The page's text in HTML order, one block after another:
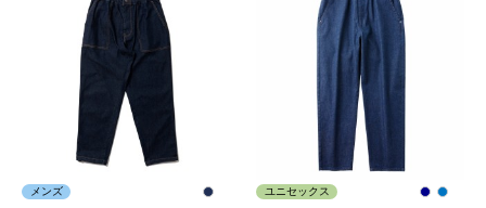
メンズ ユニセックス